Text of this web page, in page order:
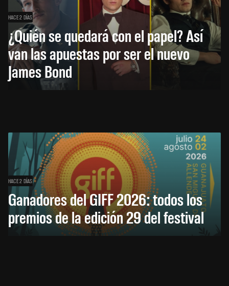
HACE 2 DÍAS
¿Quién se quedará con el papel? Así
van las apuestas por ser el nuevo
James Bond
HACE 2 DÍAS
Ganadores del GIFF 2026: todos los
premios de la edición 29 del festival